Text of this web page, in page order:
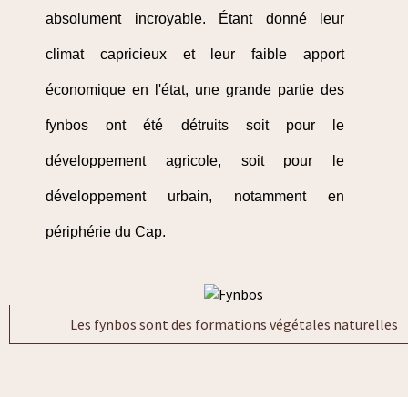
absolument incroyable. Étant donné leur
climat capricieux et leur faible apport
économique en l'état, une grande partie des
fynbos ont été détruits soit pour le
développement agricole, soit pour le
développement urbain, notamment en
périphérie du Cap.
Les fynbos sont des formations végétales naturelles